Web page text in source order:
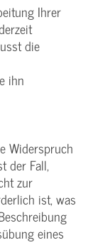
Ihrer
die
ihn
Widerspruch
der Fall,
zur
ist, was
eines